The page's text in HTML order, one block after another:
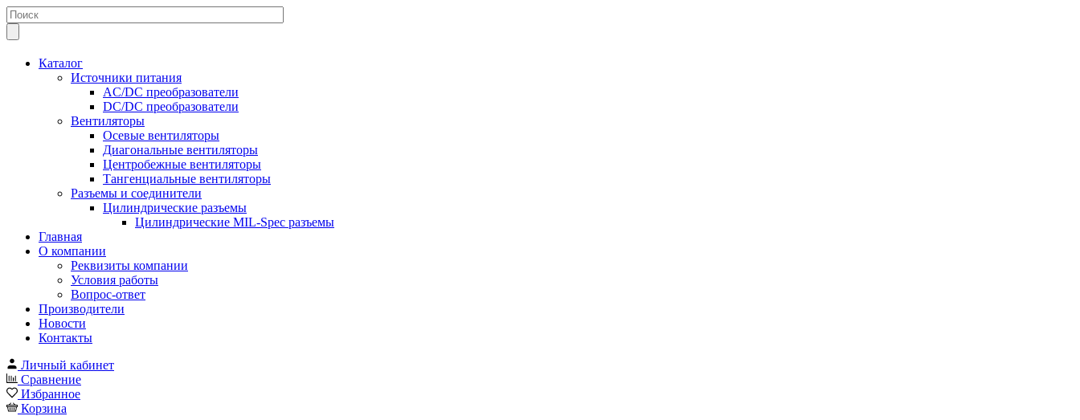
Каталог
Источники питания
AC/DC преобразователи
DC/DC преобразователи
Вентиляторы
Осевые вентиляторы
Диагональные вентиляторы
Центробежные вентиляторы
Тангенциальные вентиляторы
Разъемы и соединители
Цилиндрические разъемы
Цилиндрические MIL-Spec разъемы
Главная
О компании
Реквизиты компании
Условия работы
Вопрос-ответ
Производители
Новости
Контакты
Личный кабинет
Сравнение
Избранное
Корзина